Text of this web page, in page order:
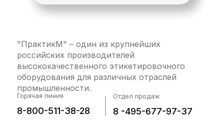
Собственная конвейерная система
обеспечивает синхронизацию всех циклов
оборудования и позволяет достичь
оптимальной производительности. Кожух
исполнен из нерэавеющей стали АИСИ 304.
Фурнитура Movex.
"ПрактикМ" – один из крупнейших
российских производителей
высококачественного этикетировочного
оборудования для различных отраслей
промышленности.
Горячая линия Отдел продаж
8-800-511-38-28 8 -495-677-97-37